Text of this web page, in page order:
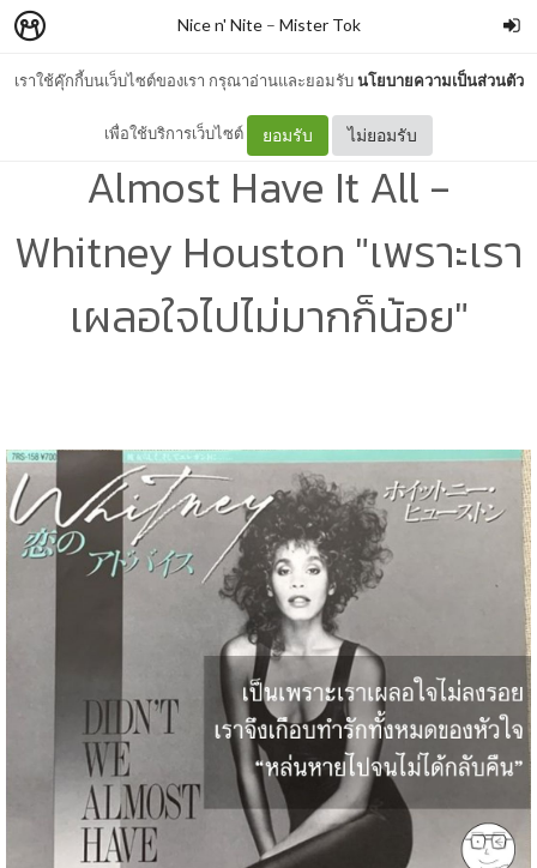
เราใช้คุ๊กกี้บนเว็บไซต์ของเรา กรุณาอ่านและยอมรับนโยบายความเป็นส่วนตัว
เพื่อใช้บริการเว็บไซต์ ยอมรับ ไม่ยอมรับ
Nice n' Nite– Mister Tok
#แปลเพลง Didn't We
Almost Have It All -
Whitney Houston "เพราะเรา
เผลอใจไปไม่มากก็น้อย"